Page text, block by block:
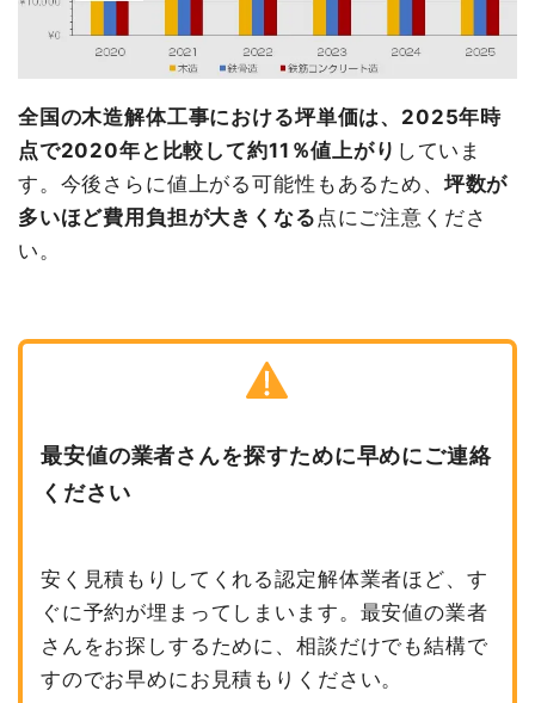
全国の木造解体工事における坪単価は、2025年時
点で2020年と比較して約11％値上がり していま
す。今後さらに値上がる可能性もあるため、 坪数が
多いほど費用負担が大きくなる 点にご注意くださ
い。
最安値の業者さんを探すために早めにご連絡
ください
安く見積もりしてくれる認定解体業者ほど、す
ぐに予約が埋まってしまいます。最安値の業者
さんをお探しするために、相談だけでも結構で
すのでお早めにお見積もりください。